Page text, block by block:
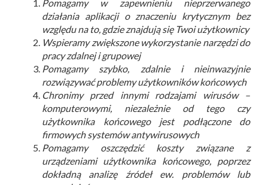
Pomagamy w zapewnieniu nieprzerwanego
działania aplikacji o znaczeniu krytycznym bez
względu na to, gdzie znajdują się Twoi użytkownicy
Wspieramy zwiększone wykorzystanie narzędzi do
pracy zdalnej i grupowej
Pomagamy szybko, zdalnie i nieinwazyjnie
rozwiązywać problemy użytkowników końcowych
Chronimy przed innymi rodzajami wirusów –
komputerowymi, niezależnie od tego czy
użytkownika końcowego jest podłączone do
firmowych systemów antywirusowych
Pomagamy oszczędzić koszty związane z
urządzeniami użytkownika końcowego, poprzez
dokładną analizę źródeł ew. problemów lub